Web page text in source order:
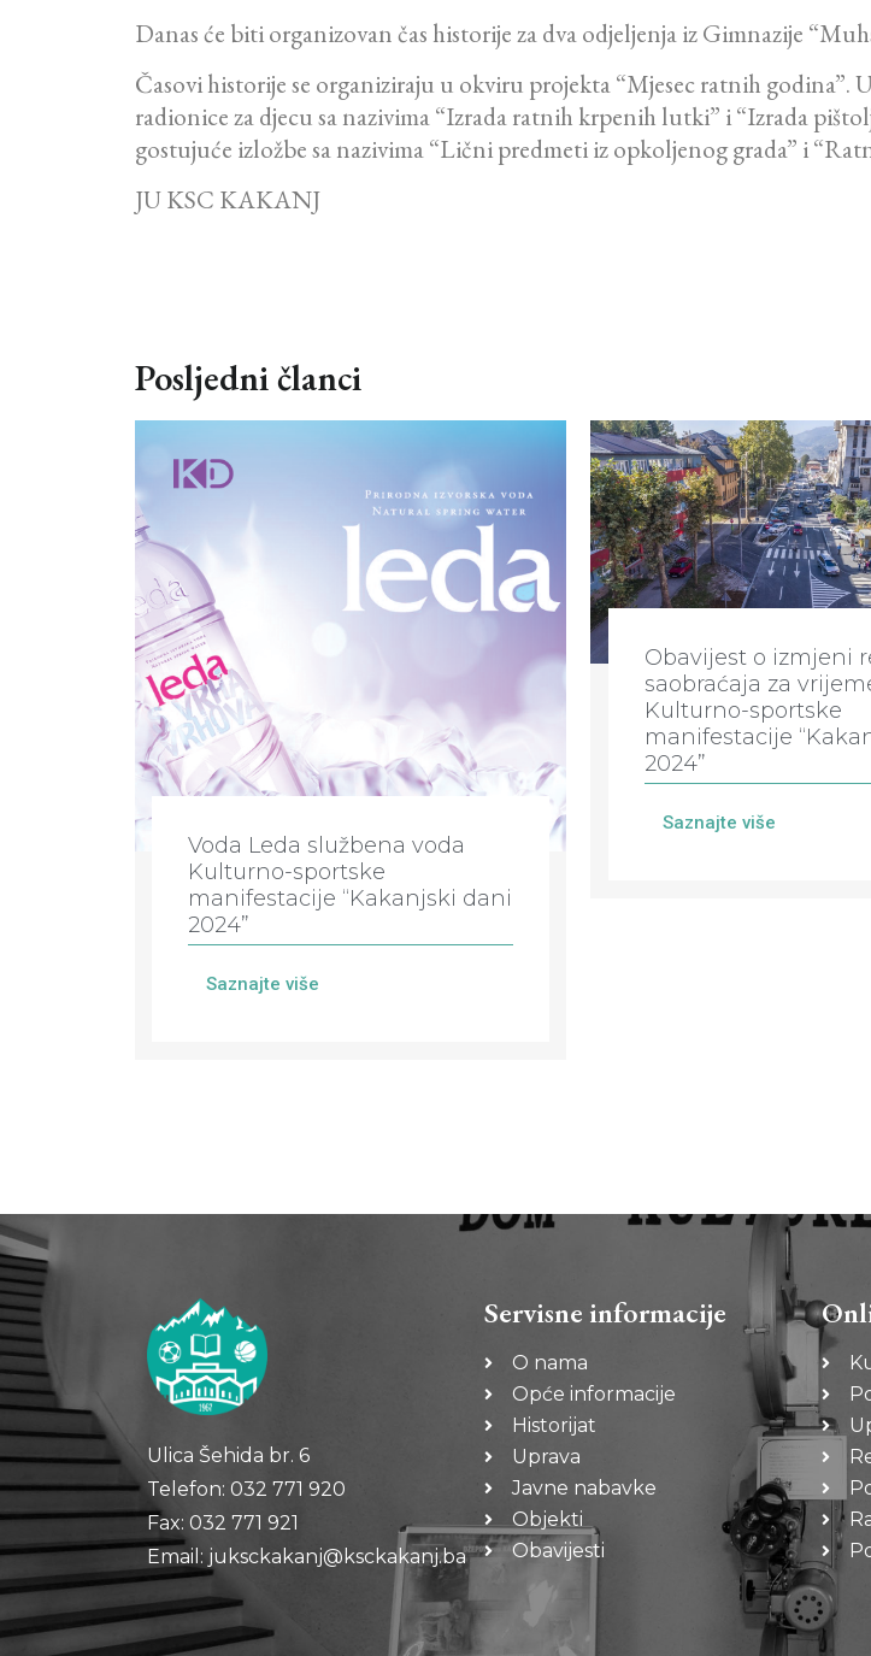
Danas će biti organizovan čas historije za dva odjeljenja iz Gimnazije
Časovi historije se organiziraju u okviru projekta “Mjesec ratnih godina”.
radionice za djecu sa nazivima “Izrada ratnih krpenih lutki” i “Izrada
gostujuće izložbe sa nazivima “Lični predmeti iz opkoljenog grada” i
JU KSC KAKANJ
Posljedni članci
Voda Leda službena voda
Kulturno-sportske
manifestacije “Kakanjski dani
2024”
Saznajte više
Obavijest o izmjeni
saobraćaja za
Kulturno-sportske
manifestacije
2024”
Saznajte više
Ulica Šehida br. 6
Telefon: 032 771 920
Fax: 032 771 921
Email: juksckakanj@ksckakanj.ba
Servisne informacije
O nama
Opće informacije
Historijat
Uprava
Javne nabavke
Objekti
Obavijesti